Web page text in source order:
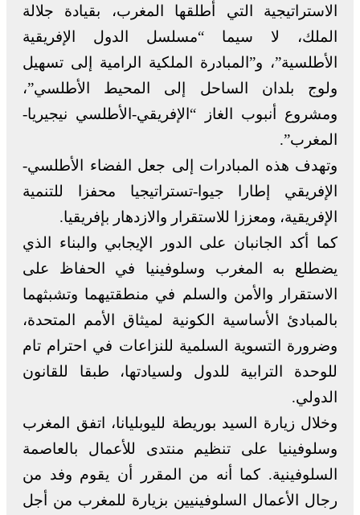
الاستراتيجية التي أطلقها المغرب، بقيادة جلالة
الملك، لا سيما “مسلسل الدول الإفريقية
الأطلسية”، و”المبادرة الملكية الرامية إلى تسهيل
ولوج بلدان الساحل إلى المحيط الأطلسي”،
ومشروع أنبوب الغاز “الإفريقي-الأطلسي نيجيريا-
المغرب”.
وتهدف هذه المبادرات إلى جعل الفضاء الأطلسي-
الإفريقي إطارا جيوا-تستراتيجيا محفزا للتنمية
الإفريقية، ومعززا للاستقرار والازدهار بإفريقيا.
كما أكد الجانبان على الدور الإيجابي والبناء الذي
يضطلع به المغرب وسلوفينيا في الحفاظ على
الاستقرار والأمن والسلم في منطقتيهما وتشبثهما
بالمبادئ الأساسية الكونية لميثاق الأمم المتحدة،
وضرورة التسوية السلمية للنزاعات في احترام تام
للوحدة الترابية للدول ولسيادتها، طبقا للقانون
الدولي.
وخلال زيارة السيد بوريطة لليوبليانا، اتفق المغرب
وسلوفينيا على تنظيم منتدى للأعمال بالعاصمة
السلوفينية. كما أنه من المقرر أن يقوم وفد من
رجال الأعمال السلوفينيين بزيارة للمغرب من أجل